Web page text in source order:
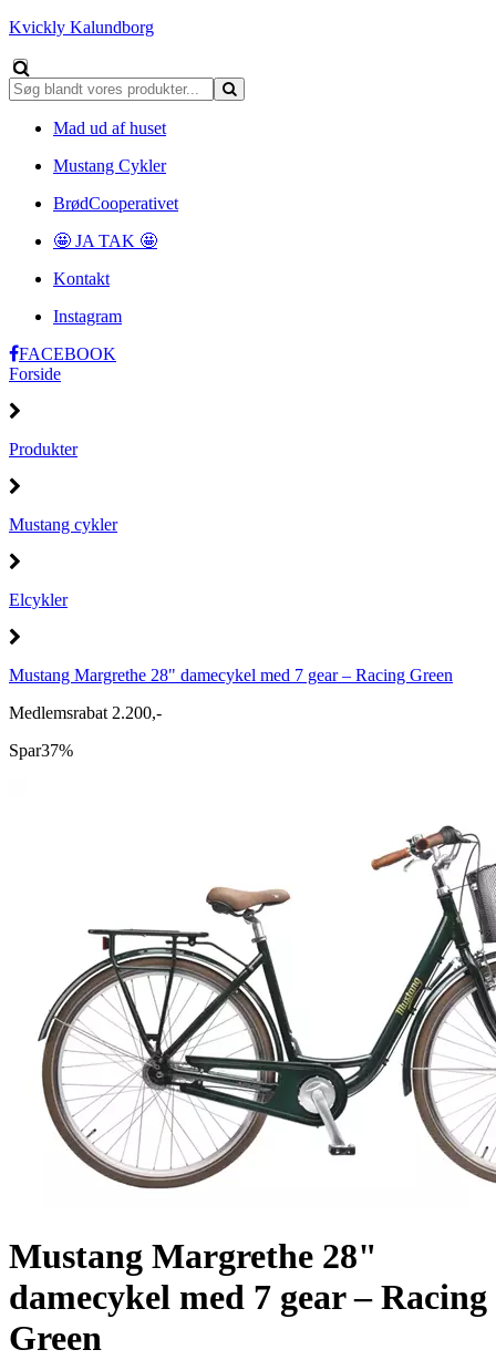
Kvickly Kalundborg
Mad ud af huset
Mustang Cykler
BrødCooperativet
🤩 JA TAK 🤩
Kontakt
Instagram
FACEBOOK
Forside
Produkter
Mustang cykler
Elcykler
Mustang Margrethe 28" damecykel med 7 gear – Racing Green
Medlemsrabat 2.200,-
Spar37%
Mustang Margrethe 28"
damecykel med 7 gear – Racing
Green